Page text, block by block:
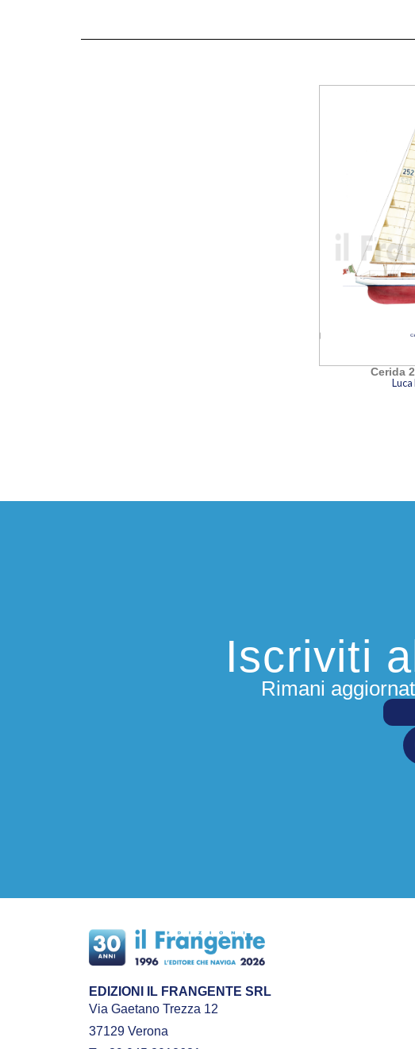
Cerida
Luca
Iscriviti
Rimani
EDIZIONI IL FRANGENTE SRL
Via Gaetano Trezza 12
37129 Verona